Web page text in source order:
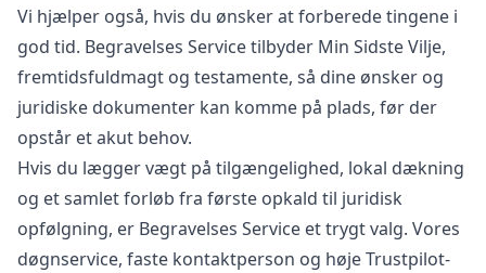
Vi hjælper også, hvis du ønsker at forberede tingene i
god tid. Begravelses Service tilbyder Min Sidste Vilje,
fremtidsfuldmagt og testamente, så dine ønsker og
juridiske dokumenter kan komme på plads, før der
opstår et akut behov.
Hvis du lægger vægt på tilgængelighed, lokal dækning
og et samlet forløb fra første opkald til juridisk
opfølgning, er Begravelses Service et trygt valg. Vores
døgnservice, faste kontaktperson og høje Trustpilot-